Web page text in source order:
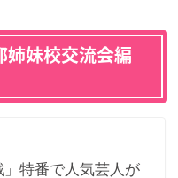
姉妹校交流会編